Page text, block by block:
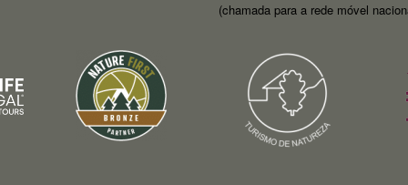
(chamada para a rede móvel